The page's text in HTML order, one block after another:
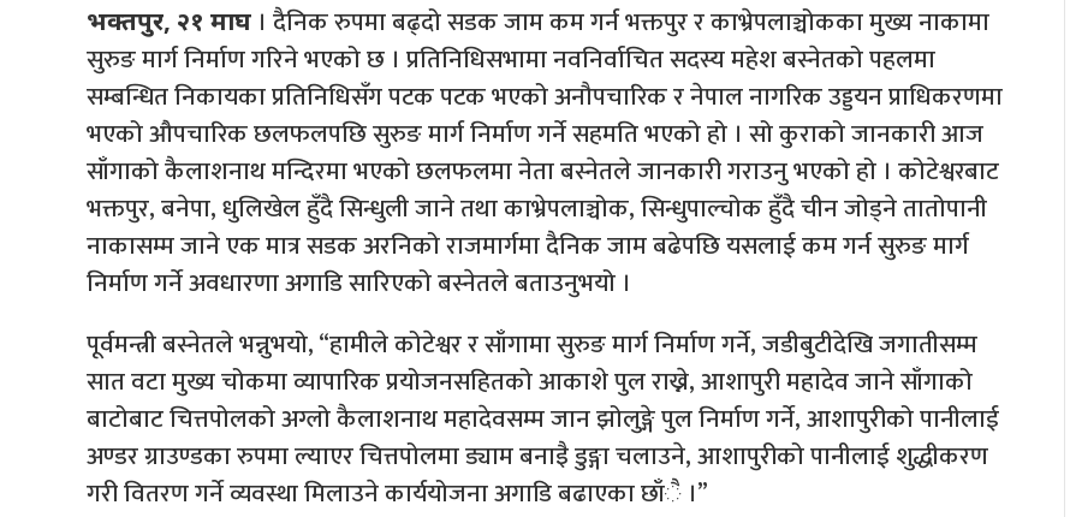
भक्तपुर, २१ माघ । दैनिक रुपमा बढ्दो सडक जाम कम गर्न भक्तपुर र काभ्रेपलाञ्चोकका मुख्य नाकामा
सुरुङ मार्ग निर्माण गरिने भएको छ । प्रतिनिधिसभामा नवनिर्वाचित सदस्य महेश बस्नेतको पहलमा
सम्बन्धित निकायका प्रतिनिधिसँग पटक पटक भएको अनौपचारिक र नेपाल नागरिक उड्डयन प्राधिकरणमा
भएको औपचारिक छलफलपछि सुरुङ मार्ग निर्माण गर्ने सहमति भएको हो । सो कुराको जानकारी आज
साँगाको कैलाशनाथ मन्दिरमा भएको छलफलमा नेता बस्नेतले जानकारी गराउनु भएको हो । कोटेश्वरबाट
भक्तपुर, बनेपा, धुलिखेल हुँदै सिन्धुली जाने तथा काभ्रेपलाञ्चोक, सिन्धुपाल्चोक हुँदै चीन जोड्ने तातोपानी
नाकासम्म जाने एक मात्र सडक अरनिको राजमार्गमा दैनिक जाम बढेपछि यसलाई कम गर्न सुरुङ मार्ग
निर्माण गर्ने अवधारणा अगाडि सारिएको बस्नेतले बताउनुभयो ।
पूर्वमन्त्री बस्नेतले भन्नुभयो, “हामीले कोटेश्वर र साँगामा सुरुङ मार्ग निर्माण गर्ने, जडीबुटीदेखि जगातीसम्म
सात वटा मुख्य चोकमा व्यापारिक प्रयोजनसहितको आकाशे पुल राख्ने, आशापुरी महादेव जाने साँगाको
बाटोबाट चित्तपोलको अग्लो कैलाशनाथ महादेवसम्म जान झोलुङ्गे पुल निर्माण गर्ने, आशापुरीको पानीलाई
अण्डर ग्राउण्डका रुपमा ल्याएर चित्तपोलमा ड्याम बनाइै डुङ्गा चलाउने, आशापुरीको पानीलाई शुद्धीकरण
गरी वितरण गर्ने व्यवस्था मिलाउने कार्ययोजना अगाडि बढाएका छाँै ।”